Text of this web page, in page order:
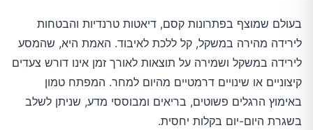
הבסיס: גירעון קלורי מתון וחכם
תנו עדיפות לחלבון וסיבים תזונתיים
מים, מים ועוד פעם מים
בעולם שמוצף בפתרונות קסם, דיאטות טרנדיות והבטחות
לירידה מהירה במשקל, קל ללכת לאיבוד. האמת היא, שהמסע
לירידה במשקל ושמירה על תוצאות לאורך זמן אינו דורש צעדים
קיצוניים או שינויים דרמטיים מהיום למחר. המפתח טמון
באימוץ הרגלים פשוטים, בריאים ומבוססי מדע, שניתן לשלב
בשגרת היום-יום בקלות יחסית.